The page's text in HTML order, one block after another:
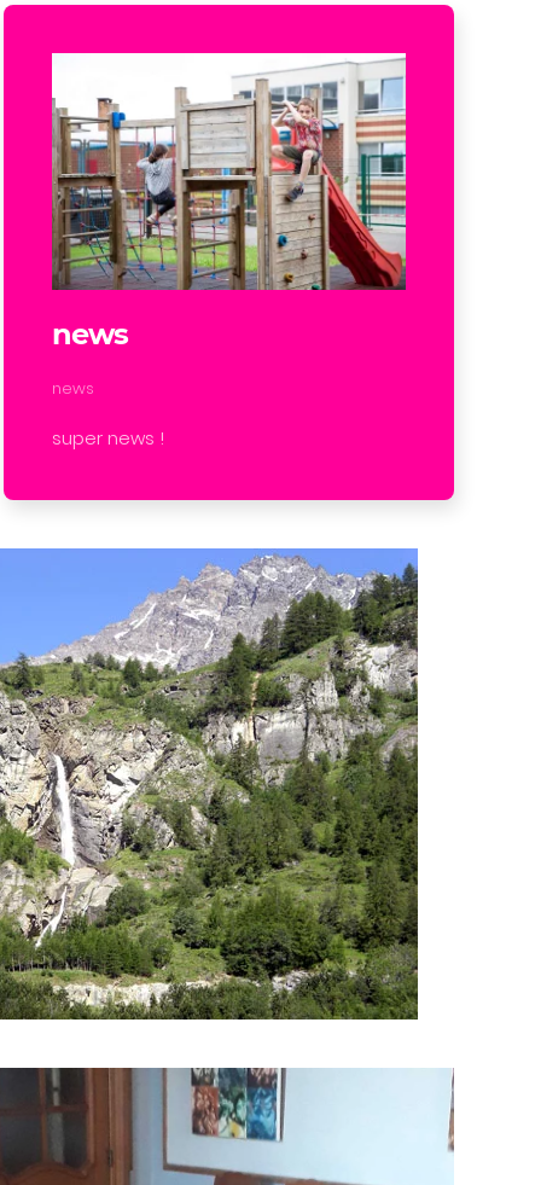
news
news
super news !
Cliquez pour agrandir